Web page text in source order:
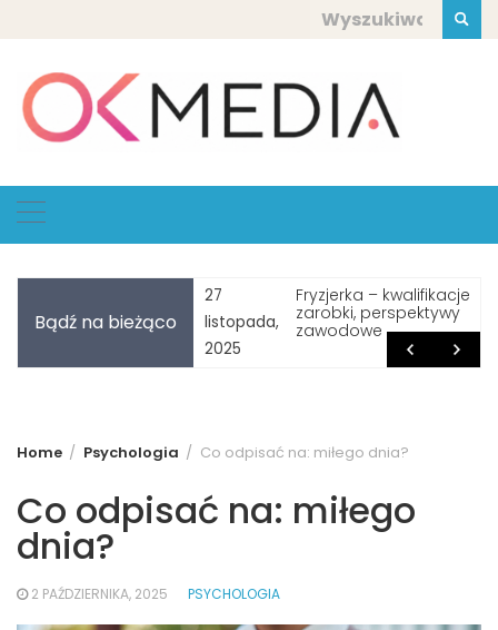
Szukaj:
Bądź na bieżąco
w roku – Blue
– fakt czy mit?
27
listopada,
2025
Fryzjerka – kwalifikacje,
zarobki, perspektywy
zawodowe
Home Psychologia Co odpisać na: miłego dnia?
Co odpisać na: miłego
dnia?
2 PAŹDZIERNIKA, 2025 PSYCHOLOGIA